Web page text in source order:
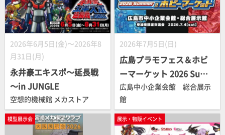
2026年6月5日(金)～2026年8
月31日(月)
永井豪エキスポ～延長戦
～in JUNGLE
空想的機械館 メカストア
2026年7月5日(日)
広島プラモフェス＆ホビ
ーマーケット 2026 Sum
mer
広島中小企業会館 総合展示
館
模型展示会 展示・物販イベント